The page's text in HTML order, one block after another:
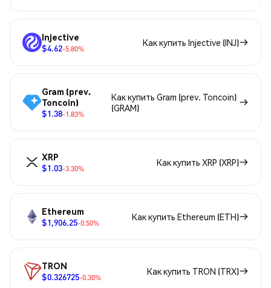
Injective
$4.62-5.80%
Как купить Injective (INJ)
Gram (prev.
Toncoin)
$1.38-1.83%
Как купить Gram (prev. Toncoin)
(GRAM)
XRP
$1.03-3.30%
Как купить XRP (XRP)
Ethereum
$1,906.25-0.50%
Как купить Ethereum (ETH)
TRON
$0.326725-0.30%
Как купить TRON (TRX)